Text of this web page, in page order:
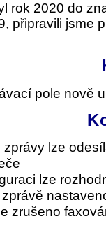
rok 2020 do
připravili jsme
pole nově
zprávy lze
lze
zrušeno